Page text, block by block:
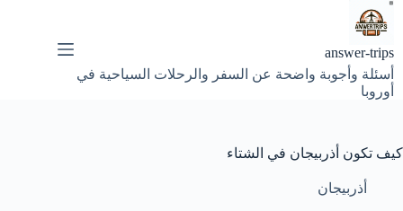
التجاوز
إلى
answer-trips
أسئلة وأجوبة واضحة عن السفر والرحلات السياحية في
أوروبا
كيف تكون أذربيجان في الشتاء
أذربيجان